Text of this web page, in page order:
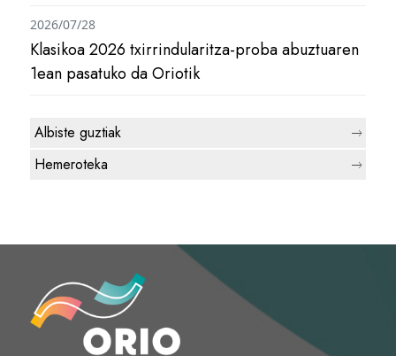
Klasikoa 2026 txirrindularitza-proba abuztuaren
1ean pasatuko da Oriotik
2026/07/28
Albiste guztiak
Hemeroteka